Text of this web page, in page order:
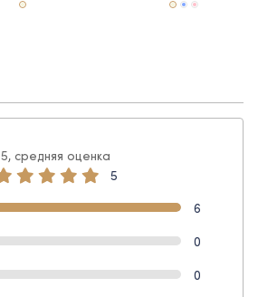
5, средняя оценка
5
6
0
0